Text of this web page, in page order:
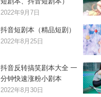
2022年9月7日
抖音短剧本（精品短剧）
2022年8月25日
抖音反转搞笑剧本大全 一
分钟快速涨粉小剧本
2022年8月30日